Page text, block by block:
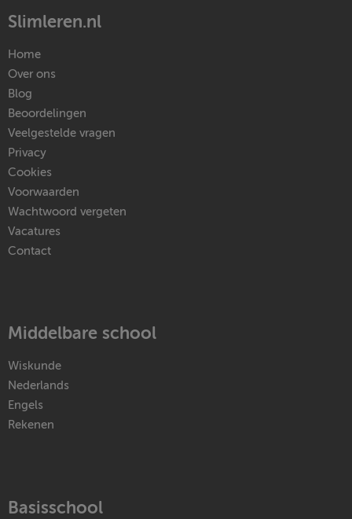
Slimleren.nl
Home
Over ons
Blog
Beoordelingen
Veelgestelde vragen
Privacy
Cookies
Voorwaarden
Wachtwoord vergeten
Vacatures
Contact
Middelbare school
Wiskunde
Nederlands
Engels
Rekenen
Basisschool